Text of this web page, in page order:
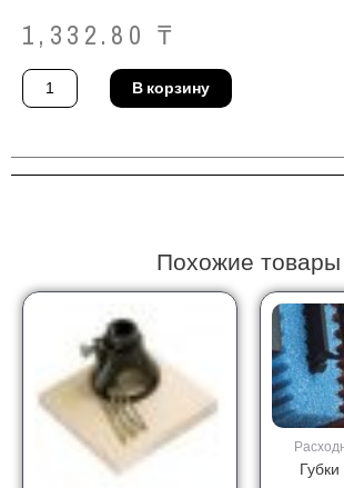
1,332.80 ₸
Количество
товара
Принадлежность
В корзину
Похожие товары